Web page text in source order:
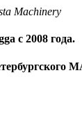
Machinery
с 2008 года.